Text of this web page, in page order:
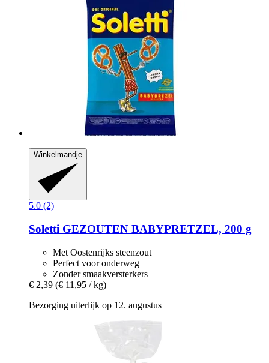
Winkelmandje
5.0 (2)
Soletti GEZOUTEN BABYPRETZEL, 200 g
Met Oostenrijks steenzout
Perfect voor onderweg
Zonder smaakversterkers
€ 2,39 (€ 11,95 / kg)
Bezorging uiterlijk op 12. augustus